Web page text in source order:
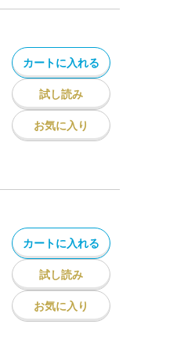
カートに入れる
試し読み
お気に入り
カートに入れる
試し読み
お気に入り